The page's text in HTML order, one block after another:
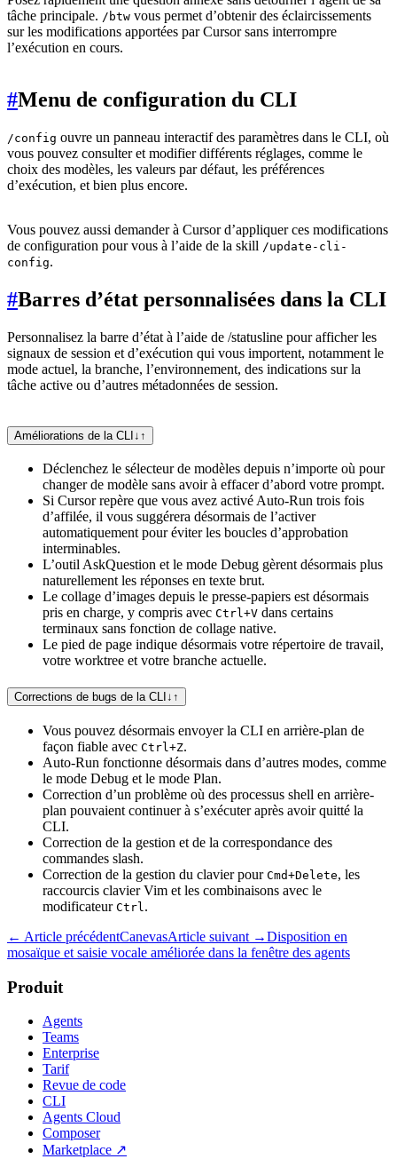
tâche principale. /btw vous permet d’obtenir des éclaircissements
sur les modifications apportées par Cursor sans interrompre
l’exécution en cours.
#Menu de configuration du CLI
/config ouvre un panneau interactif des paramètres dans le CLI, où
vous pouvez consulter et modifier différents réglages, comme le
choix des modèles, les valeurs par défaut, les préférences
d’exécution, et bien plus encore.
Vous pouvez aussi demander à Cursor d’appliquer ces modifications
de configuration pour vous à l’aide de la skill /update-cli-
config.
#Barres d’état personnalisées dans la CLI
Personnalisez la barre d’état à l’aide de /statusline pour afficher les
signaux de session et d’exécution qui vous importent, notamment le
mode actuel, la branche, l’environnement, des indications sur la
tâche active ou d’autres métadonnées de session.
Améliorations de la CLI ↓ ↑
Déclenchez le sélecteur de modèles depuis n’importe où pour
changer de modèle sans avoir à effacer d’abord votre prompt.
Si Cursor repère que vous avez activé Auto-Run trois fois
d’affilée, il vous suggérera désormais de l’activer
automatiquement pour éviter les boucles d’approbation
interminables.
L’outil AskQuestion et le mode Debug gèrent désormais plus
naturellement les réponses en texte brut.
Le collage d’images depuis le presse-papiers est désormais
pris en charge, y compris avec Ctrl+V dans certains
terminaux sans fonction de collage native.
Le pied de page indique désormais votre répertoire de travail,
votre worktree et votre branche actuelle.
Corrections de bugs de la CLI ↓ ↑
Vous pouvez désormais envoyer la CLI en arrière-plan de
façon fiable avec Ctrl+Z.
Auto-Run fonctionne désormais dans d’autres modes, comme
le mode Debug et le mode Plan.
Correction d’un problème où des processus shell en arrière-
plan pouvaient continuer à s’exécuter après avoir quitté la
CLI.
Correction de la gestion et de la correspondance des
commandes slash.
Correction de la gestion du clavier pour Cmd+Delete, les
raccourcis clavier Vim et les combinaisons avec le
modificateur Ctrl .
← Article précédentCanevasArticle suivant →Disposition en
mosaïque et saisie vocale améliorée dans la fenêtre des agents
Produit
Agents
Teams
Enterprise
Tarif
Revue de code
CLI
Agents Cloud
Composer
Marketplace ↗